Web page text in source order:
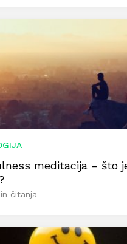
meditacija – što
čitanja